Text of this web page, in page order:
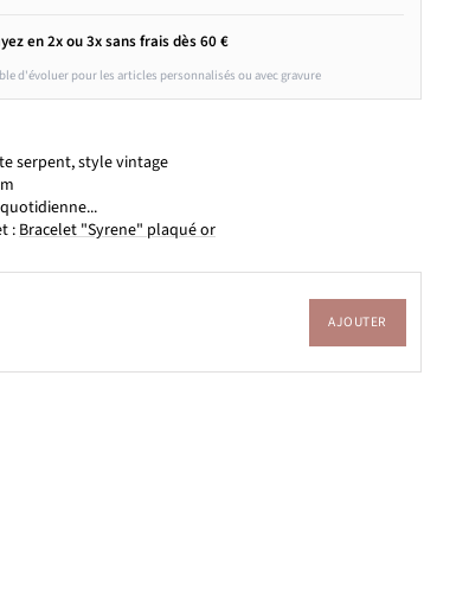
en 2x ou 3xsans fraisdès 60 €
d'évoluer pour les articles personnalisés ou avec gravure
serpent, style vintage
:Bracelet "Syrene" plaqué or
AJOUTER